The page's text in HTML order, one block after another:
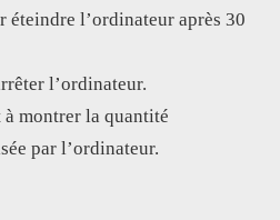
éteindre l’ordinateur après 30
l’ordinateur.
à montrer la quantité
par l’ordinateur.